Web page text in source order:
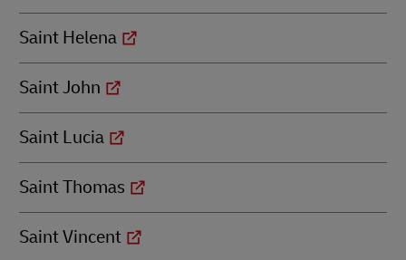
Saint Helena
Saint John
Saint Lucia
Saint Thomas
Saint Vincent